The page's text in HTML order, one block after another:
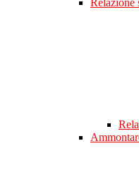
Relazione